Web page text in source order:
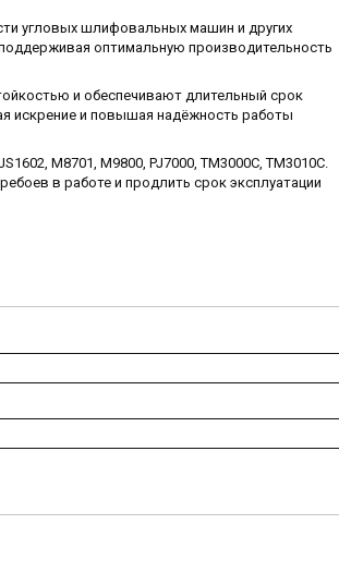
угловых шлифовальных машин и других
оптимальную производительность
и обеспечивают длительный срок
искрение и повышая надёжность работы
M8701, M9800, PJ7000, TM3000C, TM3010C.
в работе и продлить срок эксплуатации